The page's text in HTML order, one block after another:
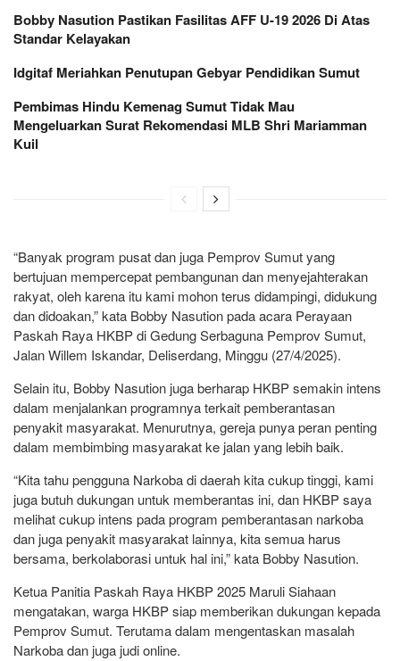
Bobby Nasution Pastikan Fasilitas AFF U-19 2026 Di Atas
Standar Kelayakan
Idgitaf Meriahkan Penutupan Gebyar Pendidikan Sumut
Pembimas Hindu Kemenag Sumut Tidak Mau
Mengeluarkan Surat Rekomendasi MLB Shri Mariamman
Kuil
“Banyak program pusat dan juga Pemprov Sumut yang
bertujuan mempercepat pembangunan dan menyejahterakan
rakyat, oleh karena itu kami mohon terus didampingi, didukung
dan didoakan,” kata Bobby Nasution pada acara Perayaan
Paskah Raya HKBP di Gedung Serbaguna Pemprov Sumut,
Jalan Willem Iskandar, Deliserdang, Minggu (27/4/2025).
Selain itu, Bobby Nasution juga berharap HKBP semakin intens
dalam menjalankan programnya terkait pemberantasan
penyakit masyarakat. Menurutnya, gereja punya peran penting
dalam membimbing masyarakat ke jalan yang lebih baik.
“Kita tahu pengguna Narkoba di daerah kita cukup tinggi, kami
juga butuh dukungan untuk memberantas ini, dan HKBP saya
melihat cukup intens pada program pemberantasan narkoba
dan juga penyakit masyarakat lainnya, kita semua harus
bersama, berkolaborasi untuk hal ini,” kata Bobby Nasution.
Ketua Panitia Paskah Raya HKBP 2025 Maruli Siahaan
mengatakan, warga HKBP siap memberikan dukungan kepada
Pemprov Sumut. Terutama dalam mengentaskan masalah
Narkoba dan juga judi online.